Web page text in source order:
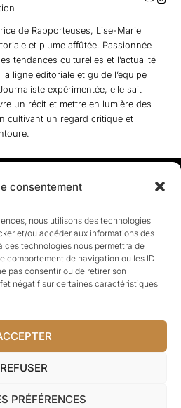
consentement
nous utilisons des technologies
et/ou accéder aux informations des
ces technologies nous permettra de
comportement de navigation ou les ID
pas consentir ou de retirer son
négatif sur certaines caractéristiques
REFUSER
PRÉFÉRENCES
de Rapporteuses, Lise-Marie
et plume affûtée. Passionnée
tendances culturelles et l’actualité
ligne éditoriale et guide l’équipe
expérimentée, elle sait
un récit et mettre en lumière des
cultivant un regard critique et
c’est l’histoire de
qui aiment rapporter ce qui leur
!
Culture
Sport